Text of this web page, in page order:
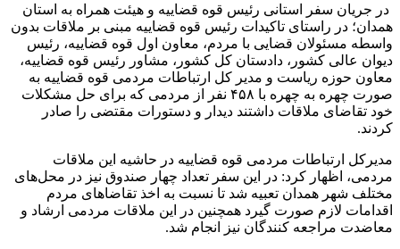
در جریان سفر استانی رئیس قوه قضاییه و هیئت همراه به استان
همدان؛ در راستای تاکیدات رئیس قوه قضاییه مبنی بر ملاقات بدون
واسطه مسئولان قضایی با مردم، معاون اول قوه قضاییه، رئیس
دیوان عالی کشور، دادستان کل کشور، مشاور رئیس قوه قضاییه،
معاون حوزه ریاست و مدیر کل ارتباطات مردمی قوه قضاییه به
صورت چهره به چهره با ۴۵۸ نفر از مردمی که برای حل مشکلات
خود تقاضای ملاقات داشتند دیدار و دستورات مقتضی را صادر
کردند.
مدیرکل ارتباطات مردمی قوه قضاییه در حاشیه این ملاقات
مردمی، اظهار کرد: در این سفر تعداد چهار صندوق نیز در محل‌های
مختلف شهر همدان تعبیه شد تا نسبت به اخذ تقاضاهای مردم
اقدامات لازم صورت گیرد همچنین در این ملاقات مردمی ارشاد و
معاضدت مراجعه کنندگان نیز انجام شد.